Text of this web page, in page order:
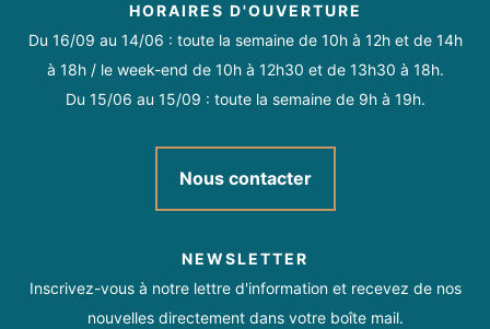
Fermé
Ouvert de Septembre à Juin pour les cours collectifs. Période
Pour les horaires, se référer au planning disponible en
téléchargement sur cette page.
HORAIRES D'OUVERTURE
Du 16/09 au 14/06 : toute la semaine de 10h à 12h et de 14h
à 18h / le week-end de 10h à 12h30 et de 13h30 à 18h.
Du 15/06 au 15/09 : toute la semaine de 9h à 19h.
Nous contacter
NEWSLETTER
Inscrivez-vous à notre lettre d'information et recevez de nos
nouvelles directement dans votre boîte mail.